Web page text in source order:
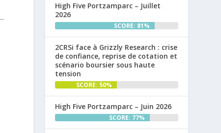
High Five Portzamparc – Juillet
2026
SCORE: 81%
2CRSi face à Grizzly Research : crise
de confiance, reprise de cotation et
scénario boursier sous haute
tension
SCORE: 50%
High Five Portzamparc – Juin 2026
SCORE: 77%